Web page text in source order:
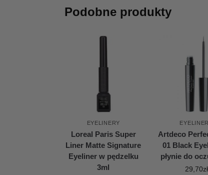
Podobne produkty
EYELINERY
Loreal Paris Super
Liner Matte Signature
Eyeliner w pędzelku
3ml
Artdeco
01 Black
płynie do
29,70zł